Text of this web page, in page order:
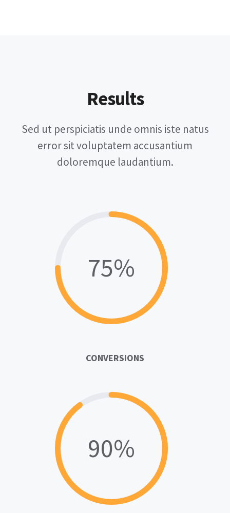
Results
Sed ut perspiciatis unde omnis iste natus
error sit voluptatem accusantium
doloremque laudantium.
75%
CONVERSIONS
90%